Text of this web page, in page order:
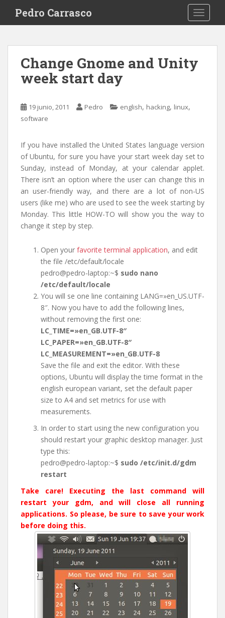
i
Pedro Carrasco
Change Gnome and Unity
week start day
19 junio, 2011 Pedro english, hacking, linux,
software
If you have installed the United States language version
of Ubuntu, for sure you have your start week day set to
Sunday, instead of Monday, at your calendar applet.
There isn’t an option where the user can change this in
an user-friendly way, and there are a lot of non-US
users (like me) who are used to see the week starting by
Monday. This little HOW-TO will show you the way to
change it step by step.
Open your favorite terminal application, and edit
the file /etc/default/locale
pedro@pedro-laptop:~$ sudo nano
/etc/default/locale
You will se one line containing LANG=»en_US.UTF-
8″. Now you have to add the following lines,
without removing the first one:
LC_TIME=»en_GB.UTF-8″
LC_PAPER=»en_GB.UTF-8″
LC_MEASUREMENT=»en_GB.UTF-8
Save the file and exit the editor. With these
options, Ubuntu will display the time format in the
english european variant, set the default paper
size to A4 and set metrics for use with
measurements.
In order to start using the new configuration you
should restart your graphic desktop manager. Just
type this:
pedro@pedro-laptop:~$ sudo /etc/init.d/gdm
restart
Take care! Executing the last command will
restart your gdm, and will close all running
applications. So please, be sure to save your work
before doing this.